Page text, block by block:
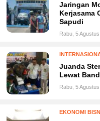
Jaringan
Kerjasama
Sapudi
Rabu, 5
Juanda
Lewat
Rabu, 5
EKONOMI